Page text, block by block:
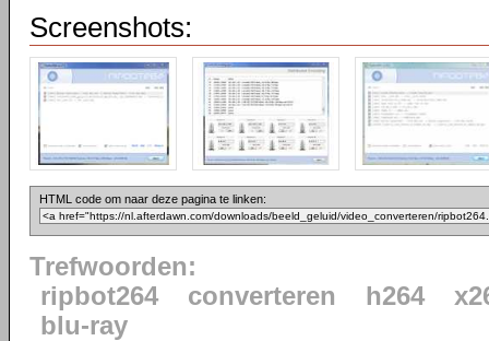
Screenshots:
HTML code om naar deze pagina te linken:
Trefwoorden:
ripbot264
converteren h264
blu-ray